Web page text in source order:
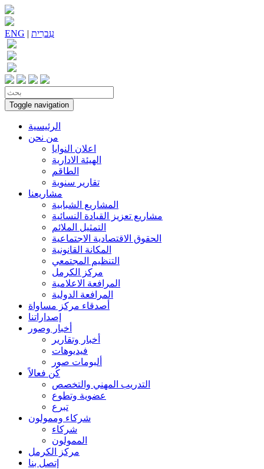
ENG | עִברִית
Toggle navigation
الرئيسية
من نحن
اعلان النوايا
الهيئة الادارية
الطاقم
تقارير سنوية
مشاريعنا
المشاريع الشبابية
مشاريع تعزيز القيادة النسائية
التمثيل الملائم
الحقوق الاقتصادية الاجتماعية
المكانة القانونية
التنظيم المجتمعي
مركز الكرمل
المرافعة الاعلامية
المرافعة الدولية
أصدقاء مركز مساواة
إصداراتنا
أخبار وصور
أخبار وتقارير
فيديوهات
ألبومات صور
كُن فعالاً
التدريب المهني والتخصص
عضوية وتطوع
تبرع
شركاء وممولون
شركاء
الممولون
مركز الكرمل
إتصل بنا